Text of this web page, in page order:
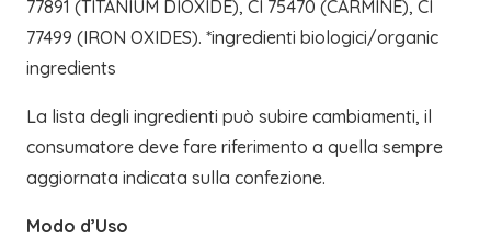
77891 (TITANIUM DIOXIDE), CI 75470 (CARMINE), CI
77499 (IRON OXIDES). *ingredienti biologici/organic
ingredients
La lista degli ingredienti può subire cambiamenti, il
consumatore deve fare riferimento a quella sempre
aggiornata indicata sulla confezione.
Modo d’Uso